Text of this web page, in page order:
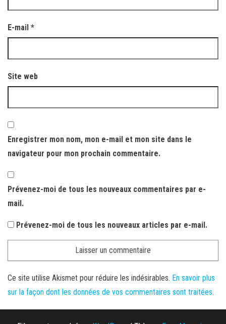
E-mail *
Site web
Enregistrer mon nom, mon e-mail et mon site dans le
navigateur pour mon prochain commentaire.
Prévenez-moi de tous les nouveaux commentaires par e-
mail.
Prévenez-moi de tous les nouveaux articles par e-mail.
Ce site utilise Akismet pour réduire les indésirables. En savoir plus
sur la façon dont les données de vos commentaires sont traitées.